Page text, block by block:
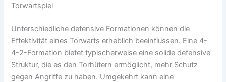
Torwartspiel
Unterschiedliche defensive Formationen können die
Effektivität eines Torwarts erheblich beeinflussen. Eine 4-
4-2-Formation bietet typischerweise eine solide defensive
Struktur, die es den Torhütern ermöglicht, mehr Schutz
gegen Angriffe zu haben. Umgekehrt kann eine